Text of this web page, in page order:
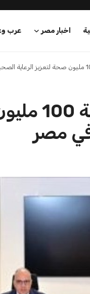
اخبار مصر عرب
الصحة
مصر